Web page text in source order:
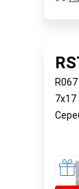
R067
7x17